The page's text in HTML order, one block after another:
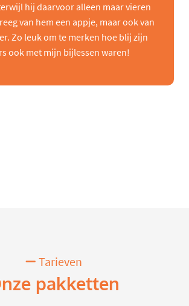
hij daarvoor alleen maar vieren
van hem een appje, maar ook van
Zo leuk om te merken hoe blij zijn
ook met mijn bijlessen waren!
Tarieven
pakketten